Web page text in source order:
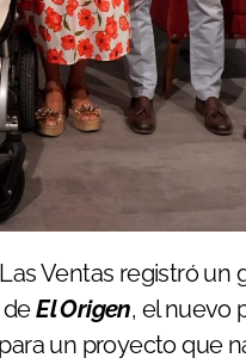
Ventas registró un
deEl Origen, el nuevo
un proyecto que